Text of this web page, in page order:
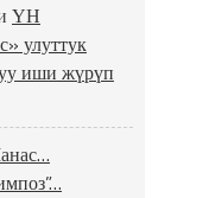
ҮН
улуттук
иши жүрүп